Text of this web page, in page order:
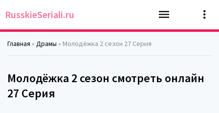
RusskieSeriali.ru
Главная » Драмы » Молодёжка 2 сезон 27 Серия
Молодёжка 2 сезон смотреть онлайн
27 Серия